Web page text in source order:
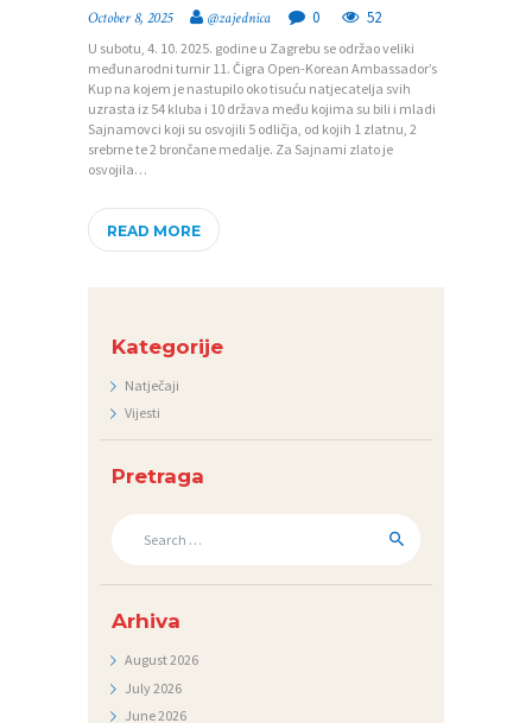
October 8, 2025 @zajednica 0 52
U subotu, 4. 10. 2025. godine u Zagrebu se održao veliki
međunarodni turnir 11. Čigra Open-Korean Ambassador’s
Kup na kojem je nastupilo oko tisuću natjecatelja svih
uzrasta iz 54 kluba i 10 država među kojima su bili i mladi
Sajnamovci koji su osvojili 5 odličja, od kojih 1 zlatnu, 2
srebrne te 2 brončane medalje. Za Sajnami zlato je
osvojila…
READ MORE
Kategorije
Natječaji
Vijesti
Pretraga
Arhiva
August2026
July2026
June2026